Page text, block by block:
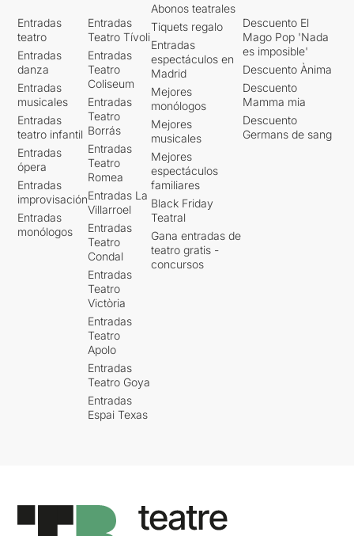
Entradas
teatro
Entradas
danza
Entradas
musicales
Entradas
teatro infantil
Entradas
ópera
Entradas
improvisación
Entradas
monólogos
Entradas
Teatro Tívoli
Entradas
Teatro
Coliseum
Entradas
Teatro
Borrás
Entradas
Teatro
Romea
Entradas La
Villarroel
Entradas
Teatro
Condal
Entradas
Teatro
Victòria
Entradas
Teatro
Apolo
Entradas
Teatro Goya
Entradas
Espai Texas
Abonos teatrales
Tiquets regalo
Entradas
espectáculos en
Madrid
Mejores
monólogos
Mejores
musicales
Mejores
espectáculos
familiares
Black Friday
Teatral
Gana entradas de
teatro gratis -
concursos
Descuento El
Mago Pop 'Nada
es imposible'
Descuento Ànima
Descuento
Mamma mia
Descuento
Germans de sang